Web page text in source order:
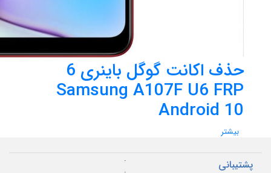
حذف اکانت گوگل باینری 6
Samsung A107F U6 FRP
Android 10
بیشتر
پشتیبانی
.
.